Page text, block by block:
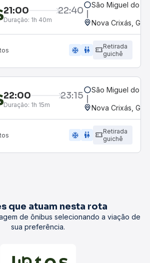
21:00 22:40
Duração: 1h 40m
São Miguel do
Nova Crixás, GO
ac_unit wc
Retirada
guichê
22:00 23:15
Duração: 1h 15m
São Miguel do
Nova Crixás, GO
ac_unit wc
Retirada
guichê
que atuam nesta rota
de ônibus selecionando a viação de
sua preferência.